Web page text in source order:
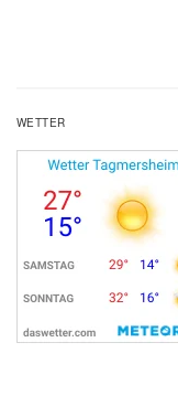
WETTER